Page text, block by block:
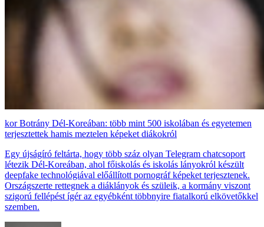
Botrány Dél-Koreában: több mint 500 iskolában és egyetemen
terjesztettek hamis meztelen képeket diákokról
Egy újságíró feltárta, hogy több száz olyan Telegram chatcsoport
létezik Dél-Koreában, ahol főiskolás és iskolás lányokról készült
deepfake technológiával előállított pornográf képeket terjesztenek.
Országszerte rettegnek a diáklányok és szüleik, a kormány viszont
szigorú fellépést ígér az egyébként többnyire fiatalkorú elkövetőkkel
szemben.